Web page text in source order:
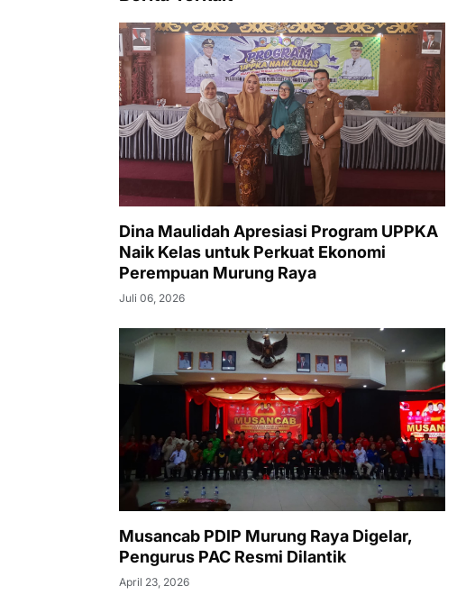
Dina Maulidah Apresiasi Program UPPKA
Naik Kelas untuk Perkuat Ekonomi
Perempuan Murung Raya
Juli 06, 2026
Musancab PDIP Murung Raya Digelar,
Pengurus PAC Resmi Dilantik
April 23, 2026